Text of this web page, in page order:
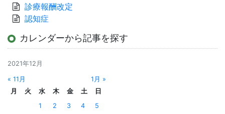
診療報酬改定
認知症
カレンダーから記事を探す
2021年12月
« 11月
1月 »
月
火 水 木 金 土
日
1
2 3 4
5